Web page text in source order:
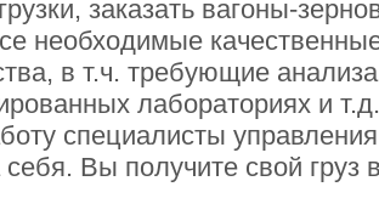
заказать вагоны-
необходимые
в т.ч. требующие
лабораториях и т.д.
специалисты
себя. Вы получите свой груз